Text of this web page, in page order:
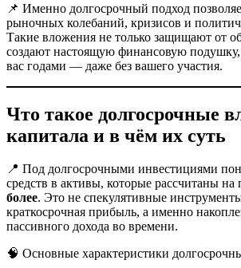
📌 Именно долгосрочный подход
рыночных колебаний, кризисов и
Такие вложения не только защищают от
создают настоящую финансовую подушку,
вас годами — даже без вашего участия.
Что такое долгосрочные
капитала и в чём их суть
📍 Под долгосрочными инвестициями
средств в активы, которые рассчитаны на
более. Это не спекулятивные
краткосрочная прибыль, а именно
пассивного дохода во времени.
🧠 Основные характеристики